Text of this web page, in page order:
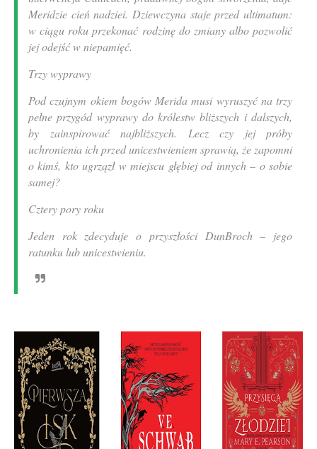
Meridzie cień nadziei. Dziewczyna staje przed ultimatum:
w ciągu roku przekonać rodzinę do zmiany albo pozwolić
jej odejść w niepamięć.
Trzy wyprawy
Pod czujnym okiem bogów Merida musi wyruszyć na trzy
pełne przygód wyprawy do królestw bliższych i dalszych,
by zainspirować najbliższych. Lecz czy jej próby
uchronienia ich przed unicestwieniem sprawią, że zapomni
o kimś, kto ugrzązł w miejscu głębiej od innych – o sobie
samej?
Cztery pory roku
Jeden rok zdecyduje o przyszłości DunBroch – jego
ratunku lub unicestwieniu.